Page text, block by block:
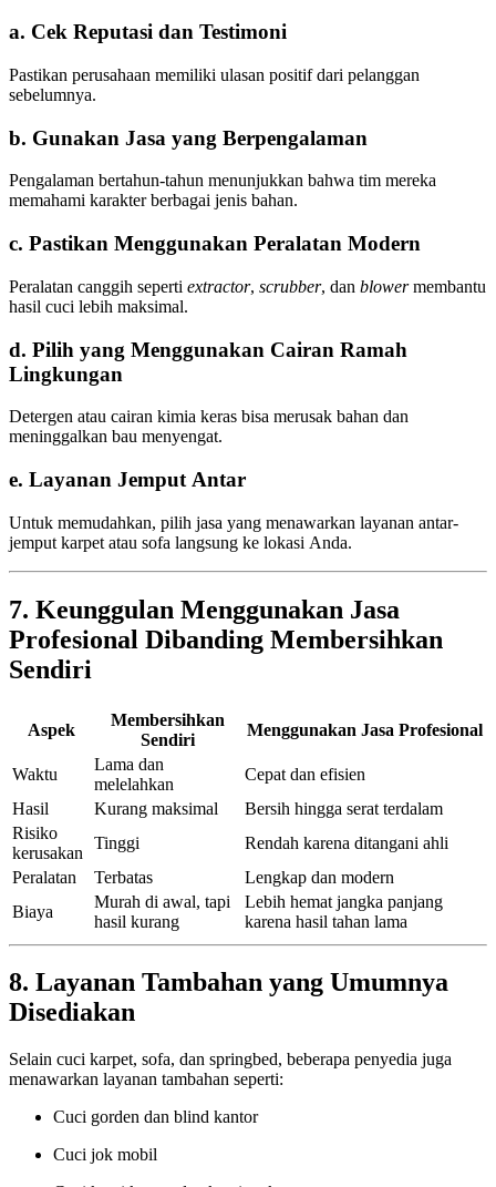
a. Cek Reputasi dan Testimoni
Pastikan perusahaan memiliki ulasan positif dari pelanggan
sebelumnya.
b. Gunakan Jasa yang Berpengalaman
Pengalaman bertahun-tahun menunjukkan bahwa tim mereka
memahami karakter berbagai jenis bahan.
c. Pastikan Menggunakan Peralatan Modern
Peralatan canggih seperti extractor, scrubber, dan blowermembantu
hasil cuci lebih maksimal.
d. Pilih yang Menggunakan Cairan Ramah
Lingkungan
Detergen atau cairan kimia keras bisa merusak bahan dan
meninggalkan bau menyengat.
e. Layanan Jemput Antar
Untuk memudahkan, pilih jasa yang menawarkan layanan antar-
jemput karpet atau sofa langsung ke lokasi Anda.
7. Keunggulan Menggunakan Jasa
Profesional Dibanding Membersihkan
Sendiri
Aspek
Membersihkan
Sendiri
Menggunakan Jasa Profesional
Waktu
Lama dan
melelahkan
Cepat dan efisien
Hasil
Kurang maksimal
Bersih hingga serat terdalam
Risiko
kerusakan
Tinggi
Rendah karena ditangani ahli
Peralatan
Terbatas
Lengkap dan modern
Biaya
Murah di awal, tapi
hasil kurang
Lebih hemat jangka panjang
karena hasil tahan lama
8. Layanan Tambahan yang Umumnya
Disediakan
Selain cuci karpet, sofa, dan springbed, beberapa penyedia juga
menawarkan layanan tambahan seperti:
Cuci gorden dan blind kantor
Cuci jok mobil